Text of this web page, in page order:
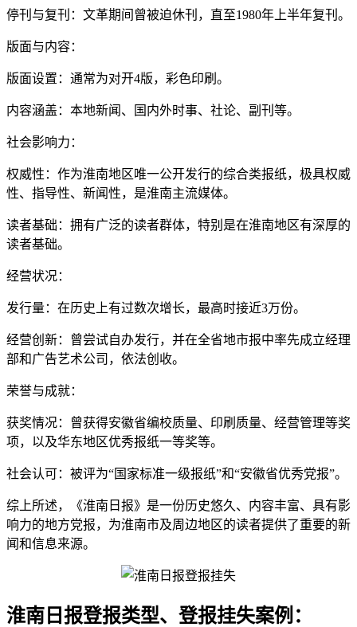
停刊与复刊：文革期间曾被迫休刊，直至1980年上半年复刊。
版面与内容：
版面设置：通常为对开4版，彩色印刷。
内容涵盖：本地新闻、国内外时事、社论、副刊等。
社会影响力：
权威性：作为淮南地区唯一公开发行的综合类报纸，极具权威
性、指导性、新闻性，是淮南主流媒体。
读者基础：拥有广泛的读者群体，特别是在淮南地区有深厚的
读者基础。
经营状况：
发行量：在历史上有过数次增长，最高时接近3万份。
经营创新：曾尝试自办发行，并在全省地市报中率先成立经理
部和广告艺术公司，依法创收。
荣誉与成就：
获奖情况：曾获得安徽省编校质量、印刷质量、经营管理等奖
项，以及华东地区优秀报纸一等奖等。
社会认可：被评为“国家标准一级报纸”和“安徽省优秀党报”。
综上所述，《淮南日报》是一份历史悠久、内容丰富、具有影
响力的地方党报，为淮南市及周边地区的读者提供了重要的新
闻和信息来源。
淮南日报登报类型、登报挂失案例：